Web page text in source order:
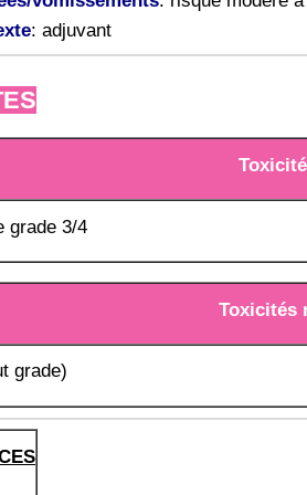
: adjuvant
grade 3/4
Toxicités
grade)